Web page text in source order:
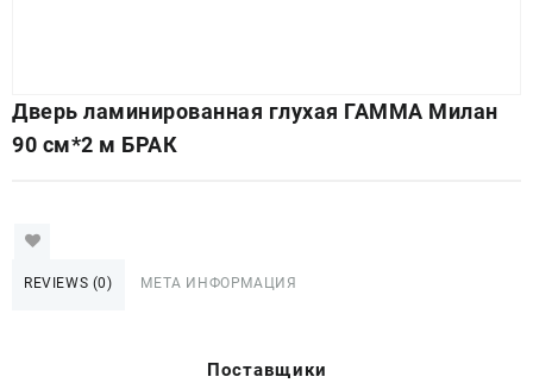
Дверь ламинированная глухая ГАММА Милан
90 см*2 м БРАК
REVIEWS (0) МЕТА ИНФОРМАЦИЯ
Поставщики